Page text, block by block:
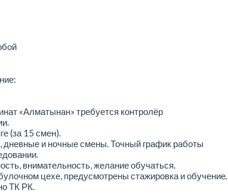
«Алматынан» требуется контролёр
(за 15 смен).
и ночные смены. Точный график работы
внимательность, желание обучаться.
цехе, предусмотрены стажировка и обучение.
ТК РК.